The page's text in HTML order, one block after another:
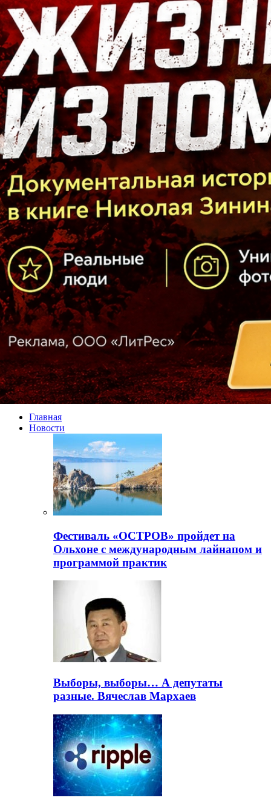
Главная
Новости
Фестиваль «ОСТРОВ» пройдет на
Ольхоне с международным лайнапом и
программой практик
Выборы, выборы… А депутаты
разные. Вячеслав Мархаев